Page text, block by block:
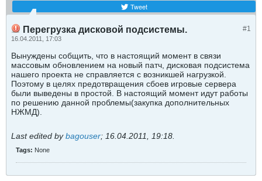
Tweet
#1
Перегрузка дисковой подсистемы.
16.04.2011, 17:03
Вынуждены собщить, что в настоящий момент в связи
массовым обновлением на новый патч, дисковая подсистема
нашего проекта не справляется с возникшей нагрузкой.
Поэтому в целях предотвращения сбоев игровые сервера
были выведены в простой. В настоящий момент идут работы
по решению данной проблемы(закупка дополнительных
НЖМД).
Last edited bybagouser; 16.04.2011, 19:18
Tags: None